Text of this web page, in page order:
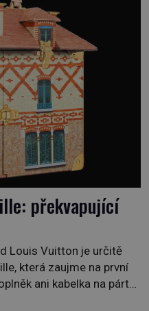
překvapující
Louis Vuitton je určitě
která zaujme na první
ani kabelka na párty,